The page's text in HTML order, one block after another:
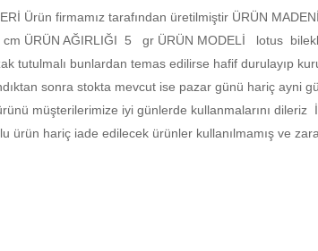
Ürün firmamız tarafından üretilmiştir ÜRÜN
ÜRÜN AĞIRLIĞI 5 gr ÜRÜN MODELİ lotus
tutulmalı bunlardan temas edilirse hafif durulayıp
sonra stokta mevcut ise pazar günü hariç
müşterilerimize iyi günlerde kullanmalarını
ürün hariç iade edilecek ürünler kullanılmamış ve